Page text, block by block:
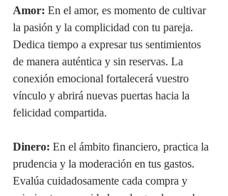
Amor: En el amor, es momento de cultivar
la pasión y la complicidad con tu pareja.
Dedica tiempo a expresar tus sentimientos
de manera auténtica y sin reservas. La
conexión emocional fortalecerá vuestro
vínculo y abrirá nuevas puertas hacia la
felicidad compartida.
Dinero: En el ámbito financiero, practica la
prudencia y la moderación en tus gastos.
Evalúa cuidadosamente cada compra y